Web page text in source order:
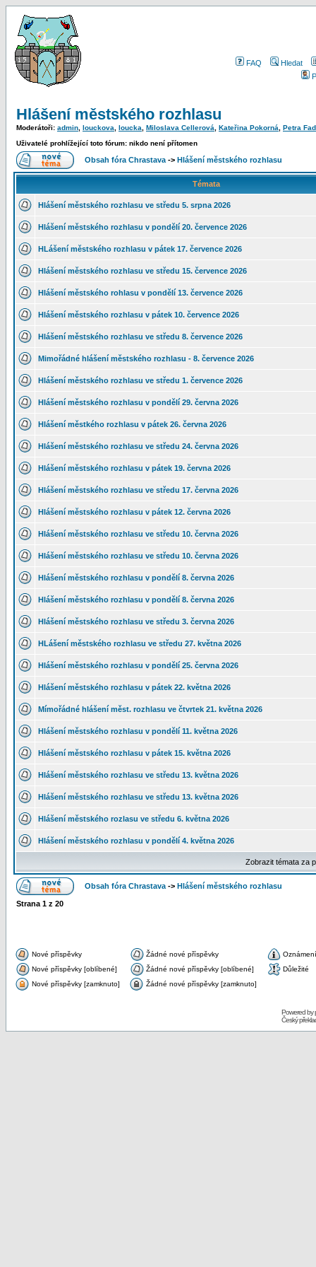
FAQ
Hledat
Hlášení městského rozhlasu
Moderátoři: admin louckova loucka Miloslava Cellerová Kateřina Pokorná
Petra
Uživatelé prohlížející toto fórum: nikdo není přítomen
Obsah fóra Chrastava -> Hlášení městského rozhlasu
Témata
Hlášení městského rozhlasu ve středu 5. srpna 2026
Hlášení městského rozhlasu v pondělí 20. července 2026
HLášení městského rozhlasu v pátek 17. července 2026
Hlášení městského rozhlasu ve středu 15. července 2026
Hlášení městského rohlasu v pondělí 13. července 2026
Hlášení městského rozhlasu v pátek 10. července 2026
Hlášení městského rozhlasu ve středu 8. července 2026
Mimořádné hlášení městského rozhlasu - 8. července 2026
Hlášení městského rozhlasu ve středu 1. července 2026
Hlášení městského rozhlasu v pondělí 29. června 2026
Hlášení městkého rozhlasu v pátek 26. června 2026
Hlášení městského rozhlasu ve středu 24. června 2026
Hlášení městského rozhlasu v pátek 19. června 2026
Hlášení městského rozhlasu ve středu 17. června 2026
Hlášení městského rozhlasu v pátek 12. června 2026
Hlášení městského rozhlasu ve středu 10. června 2026
Hlášení městského rozhlasu ve středu 10. června 2026
Hlášení městského rozhlasu v pondělí 8. června 2026
Hlášení městského rozhlasu v pondělí 8. června 2026
Hlášení městského rozhlasu ve středu 3. června 2026
HLášení městského rozhlasu ve středu 27. května 2026
Hlášení městského rozhlasu v pondělí 25. června 2026
Hlášení městského rozhlasu v pátek 22. května 2026
Mímořádné hlášení měst. rozhlasu ve čtvrtek 21. května 2026
Hlášení městského rozhlasu v pondělí 11. května 2026
Hlášení městského rozhlasu v pátek 15. května 2026
Hlášení městského rozhlasu ve středu 13. května 2026
Hlášení městského rozhlasu ve středu 13. května 2026
Hlášení městského rozlasu ve středu 6. května 2026
Hlášení městského rozhlasu v pondělí 4. května 2026
Zobrazit témata za
Obsah fóra Chrastava -> Hlášení městského rozhlasu
Strana 1 z 20
Nové příspěvky Žádné nové příspěvky
Oznámení
Nové příspěvky [oblíbené]
Žádné nové příspěvky [oblíbené]
Důležité
Nové příspěvky [zamknuto]
Žádné nové příspěvky [zamknuto]
Powered by
Český